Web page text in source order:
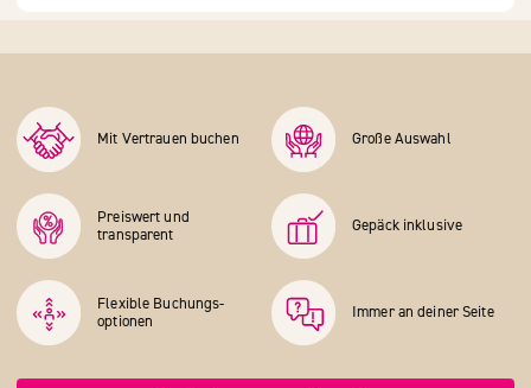
Mit Vertrauen buchen Große Auswahl
Preiswert und
transparent
Gepäck inklusive
Flexible Buchungs­
optionen
Immer an deiner Seite